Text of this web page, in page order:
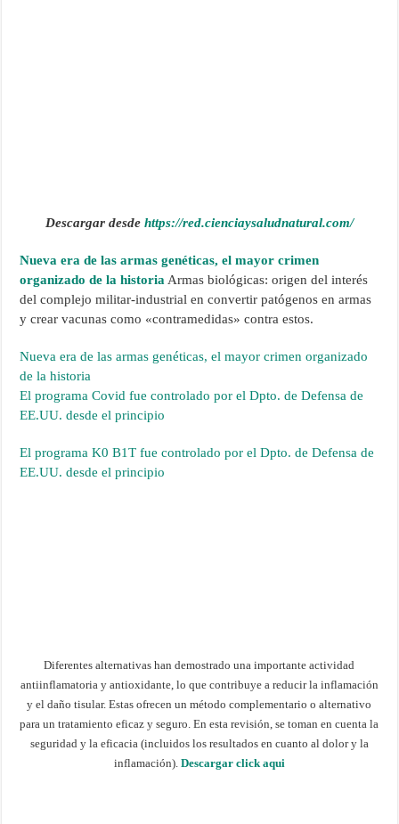
Descargar desde https://red.cienciaysaludnatural.com/
Nueva era de las armas genéticas, el mayor crimen
organizado de la historiaArmas biológicas: origen del interés
del complejo militar-industrial en convertir patógenos en armas
y crear vacunas como «contramedidas» contra estos.
Nueva era de las armas genéticas, el mayor crimen organizado
de la historia
El programa Covid fue controlado por el Dpto. de Defensa de
EE.UU. desde el principio
El programa K0 B1T fue controlado por el Dpto. de Defensa de
EE.UU. desde el principio
Diferentes alternativas han demostrado una importante actividad
antiinflamatoria y antioxidante, lo que contribuye a reducir la inflamación
y el daño tisular. Estas ofrecen un método complementario o alternativo
para un tratamiento eficaz y seguro. En esta revisión, se toman en cuenta la
seguridad y la eficacia (incluidos los resultados en cuanto al dolor y la
inflamación). Descargar click aqui